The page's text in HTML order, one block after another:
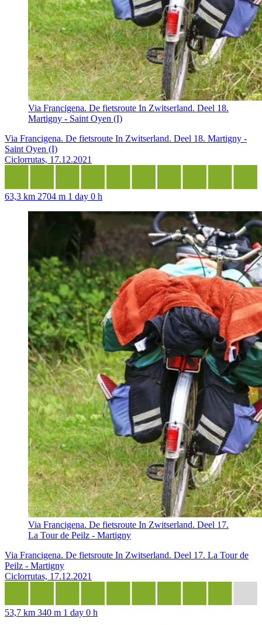
Via Francigena. De fietsroute In Zwitserland. Deel 18.
Martigny - Saint Oyen (I)
Via Francigena. De fietsroute In Zwitserland. Deel 18. Martigny -
Saint Oyen (I)
Ciclorrutas, 17.12.2021
63,3 km 2704 m 1 day 0 h
Via Francigena. De fietsroute In Zwitserland. Deel 17.
La Tour de Peilz - Martigny
Via Francigena. De fietsroute In Zwitserland. Deel 17. La Tour de
Peilz - Martigny
Ciclorrutas, 17.12.2021
53,7 km 340 m 1 day 0 h